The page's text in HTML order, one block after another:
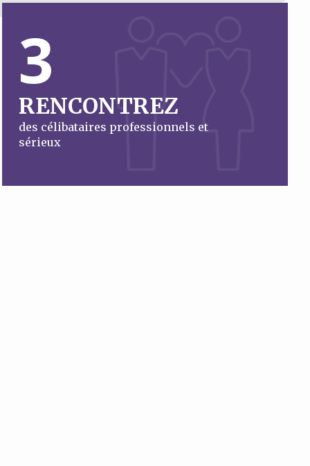
3
RENCONTREZ
des célibataires professionnels et
sérieux